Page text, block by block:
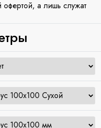
офертой, а лишь служат